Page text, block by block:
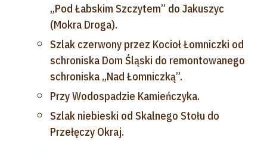
„Pod Łabskim Szczytem” do Jakuszyc
(Mokra Droga).
Szlak czerwony przez Kocioł Łomniczki od
schroniska Dom Śląski do remontowanego
schroniska „Nad Łomniczką”.
Przy Wodospadzie Kamieńczyka.
Szlak niebieski od Skalnego Stołu do
Przełęczy Okraj.